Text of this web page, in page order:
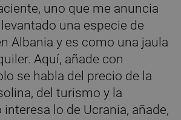
uno que me anuncia
levantado una especie de
Albania y es como una jaula
Aquí, añade con
se habla del precio de la
del turismo y la
interesa lo de Ucrania, añade,